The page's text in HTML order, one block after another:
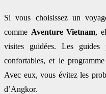
Si vous choisissez un
comme Aventure Vietnam,
visites guidées. Les guides
confortables, et le
Avec eux, vous évitez les
d’Angkor.